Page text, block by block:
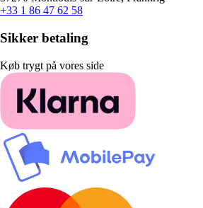
+33 1 86 47 62 58
Sikker betaling
Køb trygt på vores side